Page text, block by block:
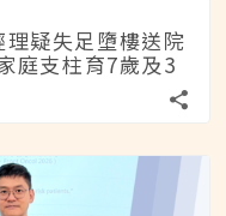
疑失足墮樓送院
庭支柱育7歲及3